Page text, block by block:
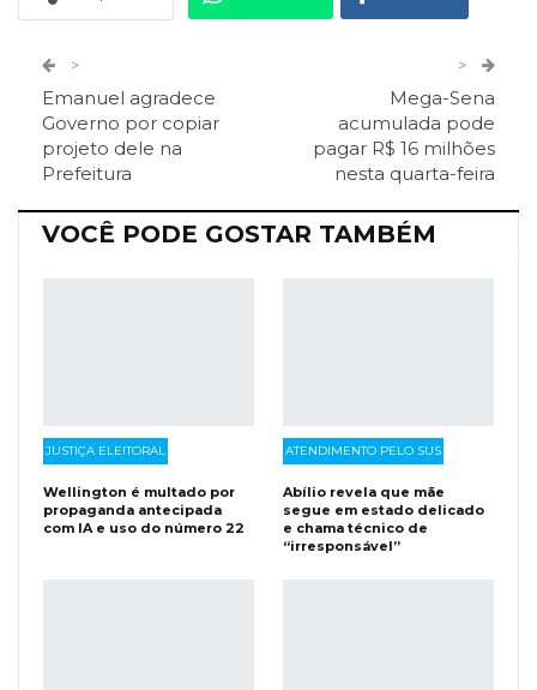
Pinterest
Facebook Messenger O email
>
Emanuel agradece
Governo por copiar
projeto dele na
Prefeitura
>
Mega-Sena
acumulada pode
pagar R$ 16 milhões
nesta quarta-feira
VOCÊ PODE GOSTAR TAMBÉM
JUSTIÇA ELEITORAL
Wellington é multado por
propaganda antecipada
com IA e uso do número 22
ATENDIMENTO PELO SUS
Abílio revela que mãe
segue em estado delicado
e chama técnico de
“irresponsável”